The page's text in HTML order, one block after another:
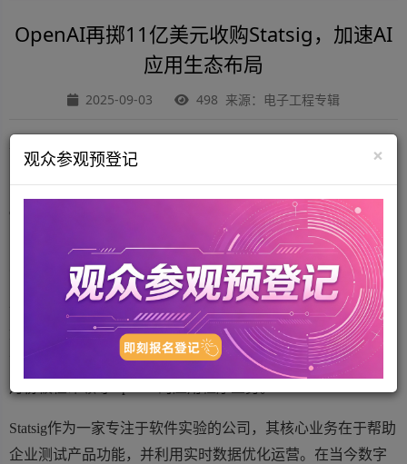
OpenAI再掷11亿美元收购Statsig，加速AI
应用生态布局
2025-09-03 498 来源：电子工程专辑
在人工智能领域风起云涌的当下，OpenAI再次重金发起一项
9月2日，OpenAI宣布，以11亿美元收购产品开发初创公司
Statsig。这一举措不仅彰显了OpenAI在AI应用领域扩张的雄
心，也将进一步加速器AI生态布局。
作为收购的一部分，Statsig首席执行官维贾耶·拉吉（Vijaye
Raji）也被招揽至麾下，担任应用程序部门技术主管。他将向
前Instacart高管Fidji Simo汇报工作。这位首席执行官于今年5
月份被任命领导OpenAI的应用程序业务。
Statsig作为一家专注于软件实验的公司，其核心业务在于帮助
企业测试产品功能，并利用实时数据优化运营。在当今数字
×
观众参观预登记